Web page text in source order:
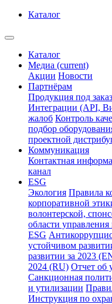
Каталог
Каталог
Медиа (current)
Акции Новости
Партнёрам
Продукция под заказ
Интеграции (API,
жалоб Контроль
подбор
проектной
Коммуникация
Контактная
канал
ESG
Экология Правила
корпоративной
волонтерской,
области
ESG
устойчивом
развитии за 2023
2024 (RU) Отчет об
Санкционная
и утилизации
Инструкция по